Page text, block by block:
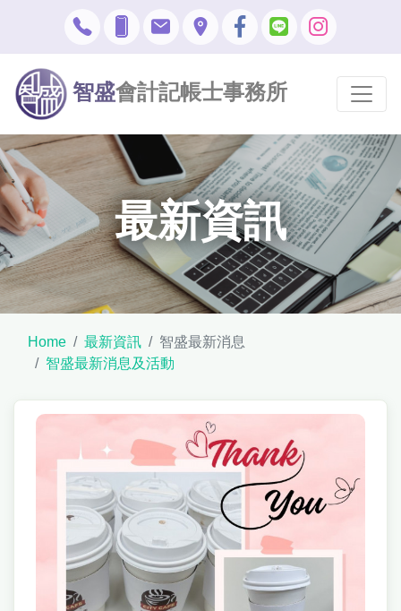
智盛會計記帳士事務所
最新資訊
Home 最新資訊
智盛最新消息
智盛最新消息及活動